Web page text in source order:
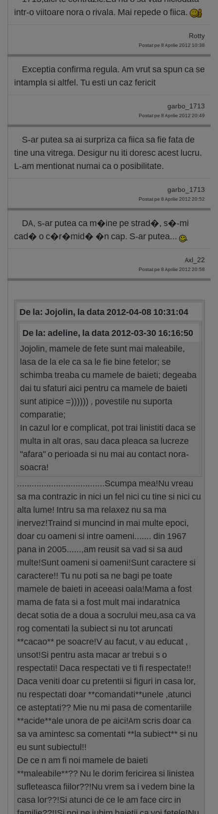
intr-o viitoare nora o rivala. Mai repede o fiica.
Rotty
Postat pe 8 Aprilie 2012 10:38
Exceptia confirma regula. Am vrut sa spun ca se
intampla si altfel. Tu esti un caz fericit
garbo_1713
Postat pe 8 Aprilie 2012 20:49
S-ar putea sa ai surpriza ca fiica sa fie fata de
tine una vitrega. Desigur nu iti doresc acest lucru.
L-am mentionat numai ca o posibilitate.
garbo_1713
Postat pe 8 Aprilie 2012 20:52
DA, s-ar putea ca m�ine pe strad�, s�-mi
cad� o c�r�mid� �n cap. S-ar putea...
Axl_22
Postat pe 8 Aprilie 2012 20:58
De la: Jojolin, la data 2012-04-08 10:31:04
De la: adeline, la data 2012-03-30 16:16:50
Jojolin, mamele de fete sunt mai maleabile,
lasa de la ele ca sa le fie bine fetelor; se
schimba treaba cu mamele de baieti; degeaba
dai tu sfaturi aici pentru ca mamele de baieti
sunt atipice =)))))) , povestile nu suporta
comparatie;
In cazul lor e complicat, pot trai linistiti daca se
multa in alt oras, sau daca pleaca sa lucreze
"afara" o perioada si nu mai au contact nora-
soacra!
....................................Scumpa mea!Nu vreau
sa ma contrazic in nici un fel nici cu tine si nici cu
alta lume! Intru sa ma relaxez nu sa ma
inervez!Traind si muncind in mai multe epoci,
doar cu oameni si intre oameni....... din 1967
pana in 2005......,am reusit sa vad si sa aud
multe!Sunt oameni si oameni!Sunt caractere si
caractere!! Tu nu poti sa ne bagi pe toate
mamele de baieti in aceeasi oala!Mama a fost
mama de fata si a fost mult mai indaratnica
decat sotia de a doua a socrului meu,asa ca va
rog comentati la subiect si nu tot aruncati
**cacao** pe soacre!V au facut, v au educat ,
unsot!Si pentru asta macar ar trebui s o
respectati! Daca respectati ve ti fi respectate!!
Daca veniti doar cu pretentii si figuri in casa lor,
nu respectati doar **comandati**unele ,atunci
ce asteptati?? Mie nu mi pasa de comentariile
**acide**ale unora de pe aici!Am scris doar ca
sa va amintesc sa comentati **la subiect** si nu
eu sunt subiectul!!
De ce n am fi noi mamele de baieti
**maleabile**?? Nu le dorim fericirea si linistea
sufleteasca fiilor??!Nu vrem sa i vedem bine la
casa lor??!Si atunci de ce le am face circ in